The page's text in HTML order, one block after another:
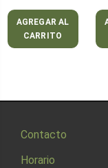
AGREGAR AL
CARRITO
Contacto
Horario